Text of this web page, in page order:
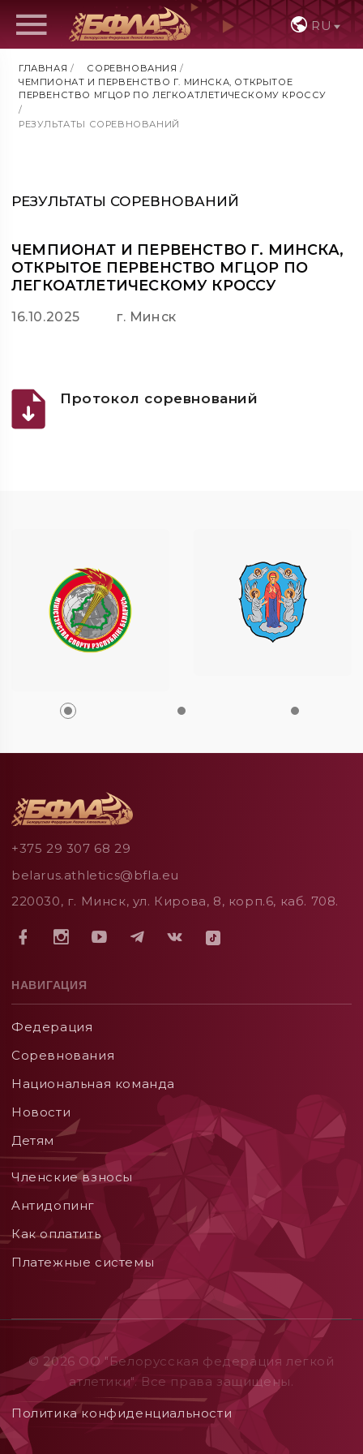
RU
ГЛАВНАЯ / СОРЕВНОВАНИЯ /
ЧЕМПИОНАТ И ПЕРВЕНСТВО Г. МИНСКА, ОТКРЫТОЕ
ПЕРВЕНСТВО МГЦОР ПО ЛЕГКОАТЛЕТИЧЕСКОМУ КРОССУ
/
РЕЗУЛЬТАТЫ СОРЕВНОВАНИЙ
РЕЗУЛЬТАТЫ СОРЕВНОВАНИЙ
ЧЕМПИОНАТ И ПЕРВЕНСТВО Г. МИНСКА,
ОТКРЫТОЕ ПЕРВЕНСТВО МГЦОР ПО
ЛЕГКОАТЛЕТИЧЕСКОМУ КРОССУ
16.10.2025 г. Минск
Протокол соревнований
+375 29 307 68 29
belarus.athletics@bfla.eu
220030, г. Минск, ул. Кирова, 8, корп.6, каб. 708.
НАВИГАЦИЯ
Федерация
Соревнования
Национальная команда
Новости
Детям
Членские взносы
Aнтидопинг
Как оплатить
Платежные системы
© 2026 ОO "Белорусская федерация легкой
атлетики". Все права защищены.
Политика конфиденциальности